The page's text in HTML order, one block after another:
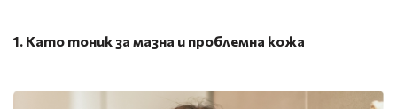
1. Като тоник за мазна и проблемна кожа